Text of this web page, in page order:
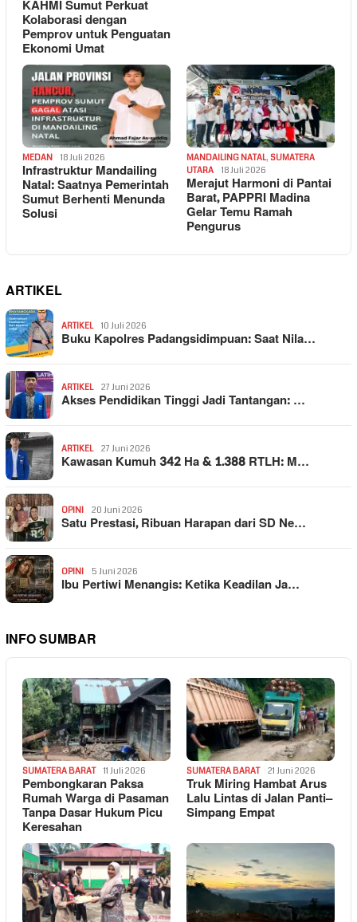
KAHMI Sumut Perkuat
Kolaborasi dengan
Pemprov untuk Penguatan
Ekonomi Umat
MEDAN 18 Juli 2026
Infrastruktur Mandailing
Natal: Saatnya Pemerintah
Sumut Berhenti Menunda
Solusi
MANDAILING NATAL, SUMATERA
UTARA
18 Juli 2026
Merajut Harmoni di Pantai
Barat, PAPPRI Madina
Gelar Temu Ramah
Pengurus
ARTIKEL
ARTIKEL 10 Juli 2026
Buku Kapolres Padangsidimpuan: Saat Nila…
ARTIKEL 27 Juni 2026
Akses Pendidikan Tinggi Jadi Tantangan: …
ARTIKEL 27 Juni 2026
Kawasan Kumuh 342 Ha & 1.388 RTLH: M…
OPINI 20 Juni 2026
Satu Prestasi, Ribuan Harapan dari SD Ne…
OPINI 5 Juni 2026
Ibu Pertiwi Menangis: Ketika Keadilan Ja…
INFO SUMBAR
SUMATERA BARAT 11 Juli 2026
Pembongkaran Paksa
Rumah Warga di Pasaman
Tanpa Dasar Hukum Picu
Keresahan
SUMATERA BARAT 21 Juni 2026
Truk Miring Hambat Arus
Lalu Lintas di Jalan Panti–
Simpang Empat